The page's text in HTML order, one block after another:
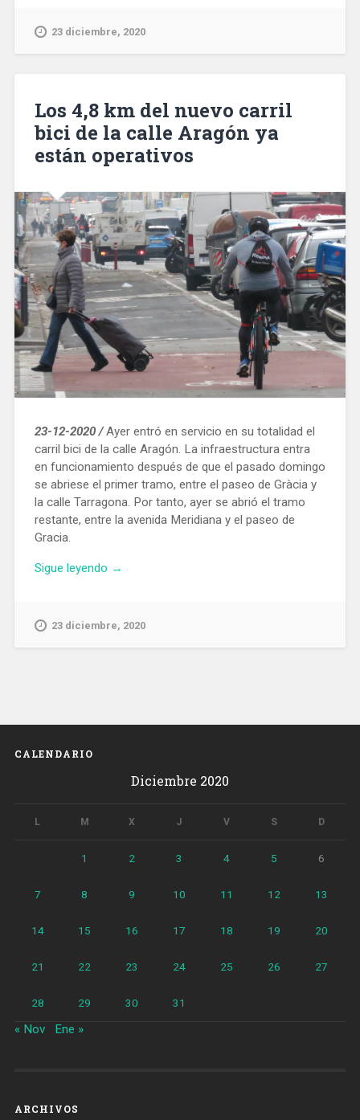
un
Balmes
cuestiona
el
de
Colau»
23 diciembre, 2020
Los 4,8 km del nuevo carril
bici de la calle Aragón ya
están operativos
23-12-2020 /Ayer entró en servicio en su totalidad el
carril bici de la calle Aragón. La infraestructura entra
en funcionamiento después de que el pasado domingo
se abriese el primer tramo, entre el paseo de Gràcia y
la calle Tarragona. Por tanto, ayer se abrió el tramo
restante, entre la avenida Meridiana y el paseo de
Gracia.
Sigue leyendo «Los
del
calle
están
→
23 diciembre, 2020
CALENDARIO
Diciembre 2020
L M X J V S D
1 2 3 4 5 6
7 8 9 10 11 12 13
14 15 16 17 18 19 20
21 22 23 24 25 26 27
28 29 30 31
« Nov Ene »
ARCHIVOS